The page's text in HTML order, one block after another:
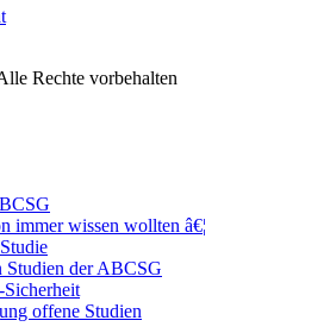
Rechte vorbehalten
immer wissen wollten â€¦
Studien der ABCSG
Sicherheit
offene Studien